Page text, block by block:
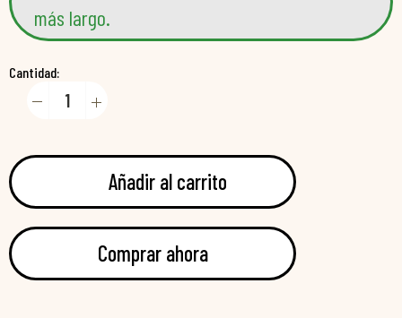
más largo.
Cantidad:
Añadir al carrito
Comprar ahora